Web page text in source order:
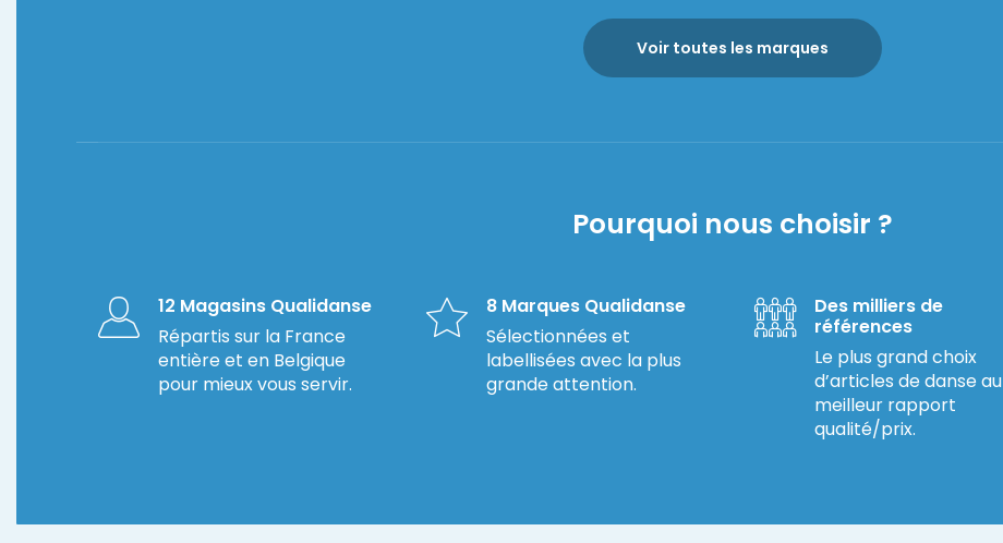
Voir toutes les marques
Pourquoi nous choisir ?
12 Magasins Qualidanse
Répartis sur la France
entière et en Belgique
pour mieux vous servir.
8 Marques Qualidanse
Sélectionnées et
labellisées avec la plus
grande attention.
Des milliers de
références
Le plus grand choix
d’articles de danse au
meilleur rapport
qualité/prix.